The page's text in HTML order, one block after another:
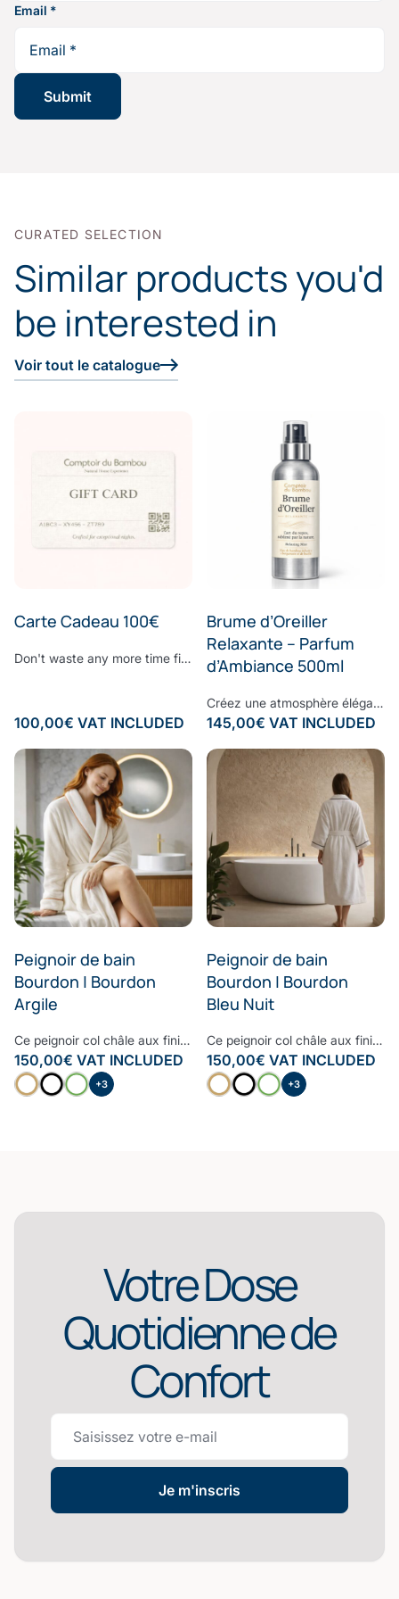
Email *
CURATED SELECTION
Similar products you'd
be interested in
Voir tout le catalogue
Carte Cadeau 100€
Don't waste any more time finding the perfect gift. Surprise your loved ones with the gift they've always dreamed of: give them the Comptoir du Bambou E-Gift Card to make all their wishes come true. Choose the amount to be credited to the gift card, add a personalised message and let the Comptoir du Bambou magic work.
100,00€ VAT INCLUDED
Brume d’Oreiller
Relaxante – Parfum
d’Ambiance 500ml
Créez une atmosphère élégante et apaisante, à chaque instant.Vaporisez cette brume d’ambiance dans votre intérieur pour diffuser une signature olfactive raffinée, subtile et enveloppante. Sa composition associe une eau de bambou délicate à des notes fraîches d’écorces de bergamote et de feuilles de basilic, légèrement froissées. Une fragrance contemporaine où la douceur végétale rencontre la vivacité des agrumes, pour un équilibre parfaitement maîtrisé. À la fois fraîche, naturelle et sophistiquée, cette senteur transforme vos espaces en véritables lieux de bien-être, inspirés des plus beaux établissements. Formulée sans ingrédients synthétiques controversés, elle respecte votre environnement tout en sublimant votre intérieur. Sillage : bergamote - bambou - basilic - musc
145,00€ VAT INCLUDED
Peignoir de bain
Bourdon | Bourdon
Argile
Ce peignoir col châle aux finitions raffinées et haut de gamme est le peignoir à avoir dans sa salle de bain. Moelleux, doux et très confortable, le bourdon embelli ce peignoir pour lui donner un style contemporain et cosy. Confectionné à partir d’une des fibres les plus nobles, la Fibre B., ce peignoir est ultra-doux, absorbant et sèche rapidement. Notre linge de bain participe avec style à votre bien-être et à la protection de la planète. Nos Collections de linge de bain sont fabriquées dans les meilleurs ateliers d’Europe.
150,00€ VAT INCLUDED
+3
Peignoir de bain
Bourdon | Bourdon
Bleu Nuit
Ce peignoir col châle aux finitions raffinées et haut de gamme est le peignoir à avoir dans sa salle de bain. Moelleux, doux et très confortable, le bourdon embelli ce peignoir pour lui donner un style contemporain et cosy. Confectionné à partir d’une des fibres les plus nobles, la Fibre B., ce peignoir est ultra-doux, absorbant et sèche rapidement. Notre linge de bain participe avec style à votre bien-être et à la protection de la planète. Nos Collections de linge de bain sont fabriquées dans les meilleurs ateliers d’Europe.
150,00€ VAT INCLUDED
+3
Votre Dose
Quotidienne de
Confort
Je m'inscris